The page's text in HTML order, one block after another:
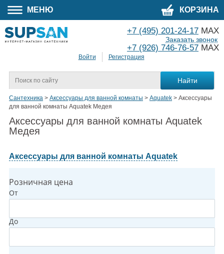
МЕНЮ КОРЗИНА
Войти Регистрация
+7 (495) 201-24-17 MAX
+7 (926) 746-76-57 MAX
Заказать звонок
Сантехника > Аксессуары для ванной комнаты > Aquatek > Аксессуары
для ванной комнаты Aquatek Медея
Аксессуары для ванной комнаты Aquatek
Медея
Аксессуары для ванной комнаты Aquatek
Розничная цена
От
До